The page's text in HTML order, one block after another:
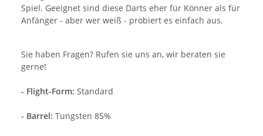
Spiel. Geeignet sind diese Darts eher für Könner als für
Anfänger - aber wer weiß - probiert es einfach aus.
Sie haben Fragen? Rufen sie uns an, wir beraten sie
gerne!
- Flight-Form: Standard
- Barrel: Tungsten 85%